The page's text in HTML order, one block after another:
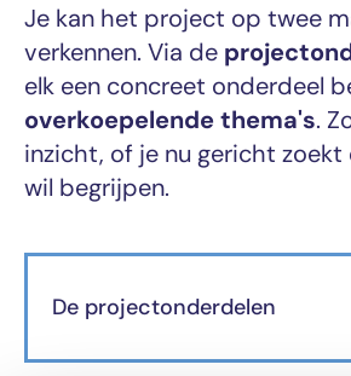
Je kan het project op twee
verkennen. Via de
elk een concreet onderdeel
overkoepelende thema's.
inzicht, of je nu gericht zoekt
wil begrijpen.
De projectonderdelen